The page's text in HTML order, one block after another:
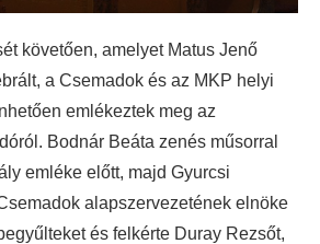
követően, amelyet Matus Jenő
a Csemadok és az MKP helyi
emlékeztek meg az
Bodnár Beáta zenés műsorral
emléke előtt, majd Gyurcsi
alapszervezetének elnöke
és felkérte Duray Rezsőt,